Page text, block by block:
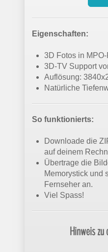
Eigenschaften:
3D Fotos in
3D-TV Support
Auflösung:
Natürliche
So funktionierts:
Downloade die
auf deinem
Übertrage die
Memorystick und
Fernseher an.
Viel Spass!
Hinweis